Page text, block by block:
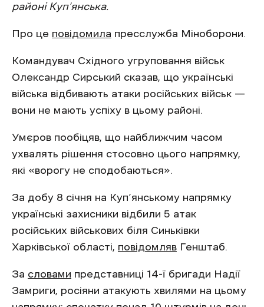
районі Куп’янська.
Про це повідомила пресслужба Міноборони.
Командувач Східного угруповання військ
Олександр Сирський сказав, що українські
війська відбивають атаки російських військ —
вони не мають успіху в цьому районі.
Умєров пообіцяв, що найближчим часом
ухвалять рішення стосовно цього напрямку,
які «ворогу не сподобаються».
За добу 8 січня на Куп’янському напрямку
українські захисники відбили 5 атак
російських військових біля Синьківки
Харківської області, повідомляв Генштаб.
За словами представниці 14-ї бригади Надії
Замриги, росіяни атакують хвилями на цьому